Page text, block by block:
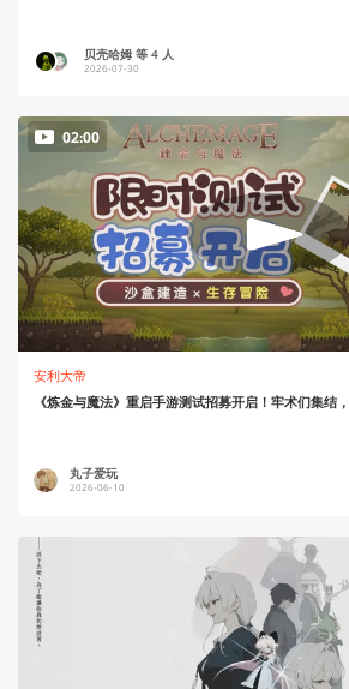
贝壳哈姆 等 4 人
2026-07-30
02:00
安利大帝
《炼金与魔法》重启手游测试招募开启！牢术们集结
丸子爱玩
2026-06-10